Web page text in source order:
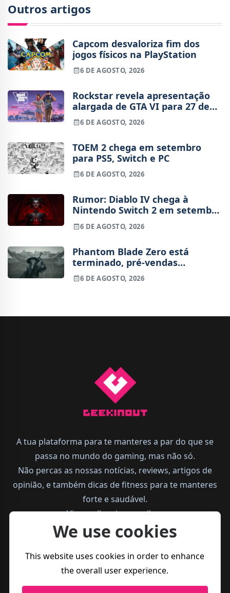
Outros artigos
Capcom desvaloriza fim dos
jogos físicos na PlayStation
6 DE AGOSTO, 2026
Rockstar revela apresentação
alargada de GTA VI para 27 de
agosto
6 DE AGOSTO, 2026
TOEM 2 chega em setembro
para PS5, Switch e PC
6 DE AGOSTO, 2026
Rumor: Diablo IV chega à
Nintendo Switch 2 em setembro
e vai custar o preço de um jogo
novo
6 DE AGOSTO, 2026
Phantom Blade Zero está
terminado, pré-vendas
começam na próxima semana
6 DE AGOSTO, 2026
A tua plataforma para te manteres a par do que se
passa no mundo do gaming, mas não só.
Não percas as nossas notícias, reviews, artigos de
opinião, e também dicas de fitness para te manteres
forte e saudável.
Vive melhor, joga melhor.
We use cookies
This website uses cookies in order to enhance
the overall user experience.